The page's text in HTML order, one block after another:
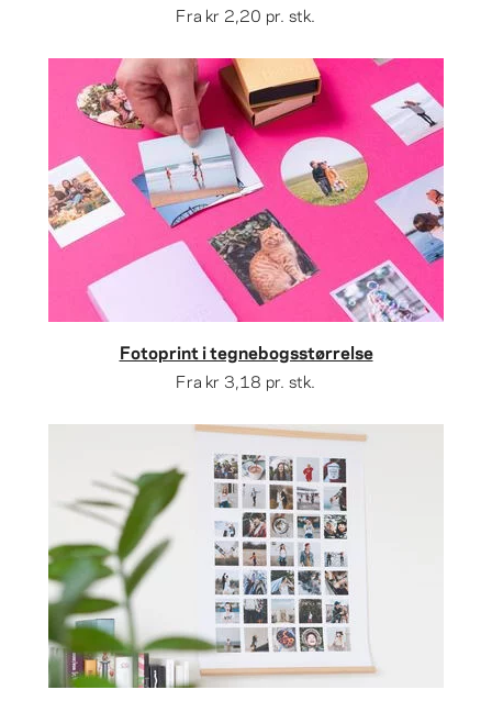
Fra kr 2,20 pr. stk.
Fotoprint i tegnebogsstørrelse
Fra kr 3,18 pr. stk.